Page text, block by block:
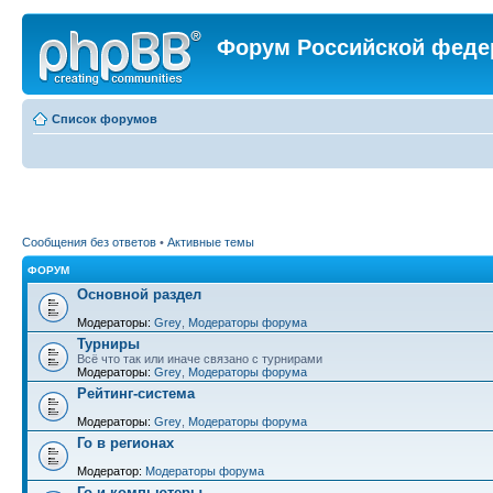
Форум Российской
Список форумов
Сообщения без ответов • Активные темы
ФОРУМ
Основной раздел
Модераторы: Grey Модераторы форума
Турниры
Всё что так или иначе связано с турнирами
Модераторы: Grey Модераторы форума
Рейтинг-система
Модераторы: Grey Модераторы форума
Го в регионах
Модератор: Модераторы форума